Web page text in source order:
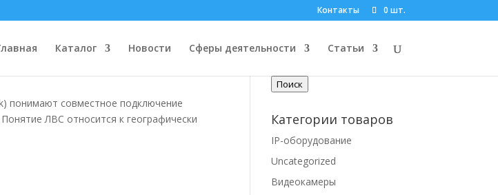
Контакты 0 шт.
Каталог Новости Сферы деятельности Статьи
понимают совместное подключение
ЛВС относится к географически
Поиск по товарам
Поиск
Категории товаров
IP-оборудование
Uncategorized
Видеокамеры